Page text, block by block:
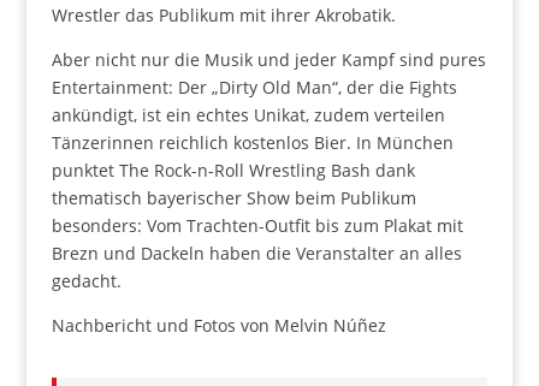
Wrestler das Publikum mit ihrer Akrobatik.
Aber nicht nur die Musik und jeder Kampf sind pures
Entertainment: Der „Dirty Old Man“, der die Fights
ankündigt, ist ein echtes Unikat, zudem verteilen
Tänzerinnen reichlich kostenlos Bier. In München
punktet The Rock-n-Roll Wrestling Bash dank
thematisch bayerischer Show beim Publikum
besonders: Vom Trachten-Outfit bis zum Plakat mit
Brezn und Dackeln haben die Veranstalter an alles
gedacht.
Nachbericht und Fotos von Melvin Núñez